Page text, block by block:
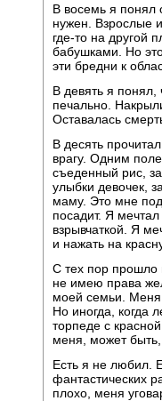
В восемь я понял
нужен. Взрослые
где-то на другой
бабушками. Но
эти бредни к
В девять я понял,
печально.
Оставалась
В десять
врагу. Одним
съеденный рис,
улыбки девочек,
маму. Это мне
посадит. Я
взрывчаткой. Я
и нажать на
С тех пор прошло
не имею права
моей семьи.
Но иногда, когда
торпеде с
меня, может быть,
Есть я не любил.
фантастических
плохо, меня